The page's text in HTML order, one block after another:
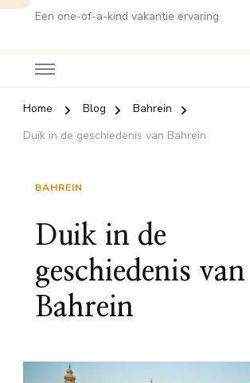
Een one-of-a-kind vakantie ervaring
Home Blog
Bahrein
Duik in de geschiedenis van Bahrein
BAHREIN
Duik in de
geschiedenis van
Bahrein